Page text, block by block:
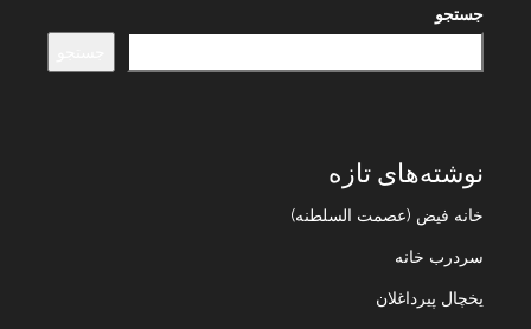
جستجو
نوشته‌های تازه
خانه فیض (عصمت السلطنه)
سردرب خانه
یخچال پیرداغلان